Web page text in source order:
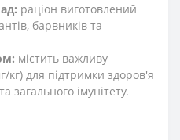
раціон виготовлений
барвників та
містить важливу
кг) для підтримки здоров'я
загального імунітету.